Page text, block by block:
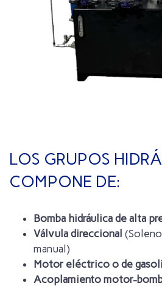
LOS GRUPOS
COMPONE DE:
Bomba hidráulica de alta
Válvula direccional
manual)
Motor eléctrico o de
Acoplamiento motor-